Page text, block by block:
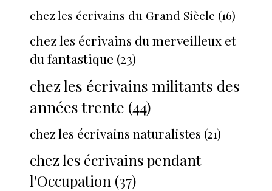
chez les écrivains du Grand Siècle (16)
chez les écrivains du merveilleux et
du fantastique (23)
chez les écrivains militants des
années trente (44)
chez les écrivains naturalistes (21)
chez les écrivains pendant
l'Occupation (37)